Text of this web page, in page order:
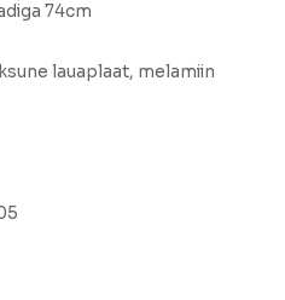
74cm
lauaplaat, melamiin